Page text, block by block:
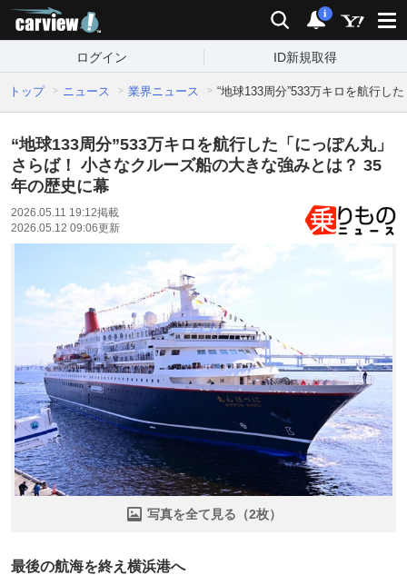
検索 通知
i
ログイン ID新規取得
トップ ニュース 業界ニュース “地球133周分”533万キロを航行し
“地球133周分”533万キロを航行した「にっぽん丸」
さらば！ 小さなクルーズ船の大きな強みとは？ 35
年の歴史に幕
2026.05.11 19:12掲載
2026.05.12 09:06更新
写真を全て見る（2枚）
最後の航海を終え横浜港へ